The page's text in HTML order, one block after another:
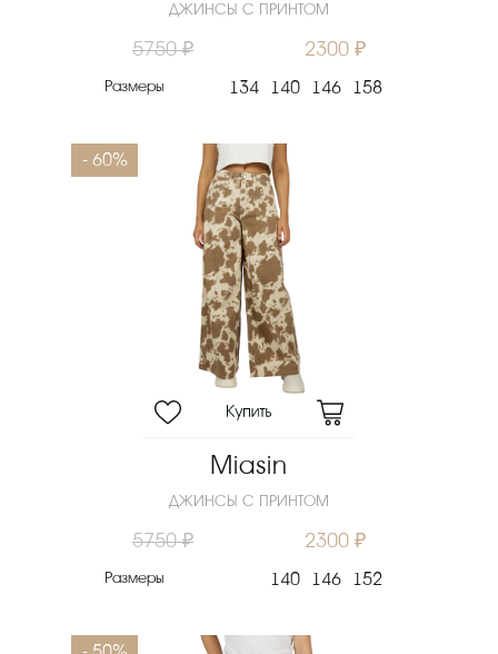
ДЖИНСЫ С ПРИНТОМ
5750 ₽ 2300 ₽
Размеры 134 140 146 158
- 60%
Miasin
ДЖИНСЫ С ПРИНТОМ
5750 ₽ 2300 ₽
Размеры 140 146 152